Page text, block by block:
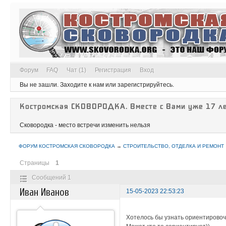
Форум FAQ Чат (1) Регистрация Вход
Вы не зашли. Заходите к нам или зарегистрируйтесь.
Костромская СКОВОРОДКА. Вместе с Вами уже 17
Сковородка - место встречи изменить нельзя
ФОРУМ КОСТРОМСКАЯ СКОВОРОДКА →СТРОИТЕЛЬСТВО, ОТДЕЛКА И РЕМОНТ
Страницы 1
Сообщений 1
Иван Иванов 15-05-2023 22:53:23
Хотелось бы узнать